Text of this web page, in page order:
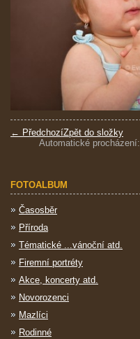
← PředchozíZpět do složky
Automatické procházení:
FOTOALBUM
Časosběr
Příroda
Tématické ...vánoční atd.
Firemní portréty
Akce, koncerty atd.
Novorozenci
Mazlíci
Rodinné